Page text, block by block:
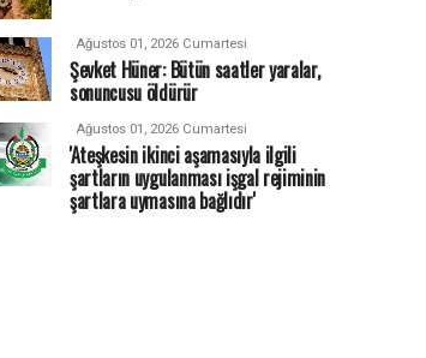
Ağustos 01, 2026 Cumartesi
Şevket Hüner: Bütün saatler yaralar,
sonuncusu öldürür
Ağustos 01, 2026 Cumartesi
'Ateşkesin ikinci aşamasıyla ilgili
şartların uygulanması işgal rejiminin
şartlara uymasına bağlıdır'